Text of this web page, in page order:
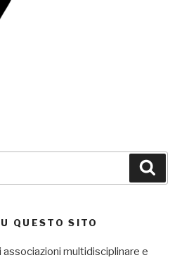
QUESTO SITO
associazioni multidisciplinare e